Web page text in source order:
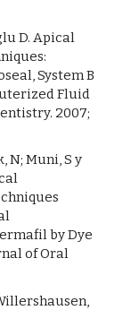
D. Apical
System B
Fluid
2007;
N; Muni, S y
by Dye
of Oral